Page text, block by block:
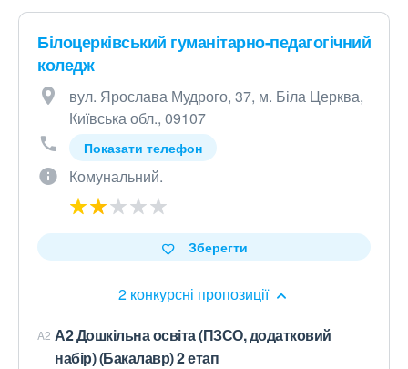
Білоцерківський гуманітарно-педагогічний
коледж
вул. Ярослава Мудрого, 37, м. Біла Церква,
Київська обл., 09107
Показати телефон
Комунальний.
2 конкурсні пропозиції
Зберегти
A2 А2 Дошкільна освіта (ПЗСО, додатковий
набір) (Бакалавр) 2 етап